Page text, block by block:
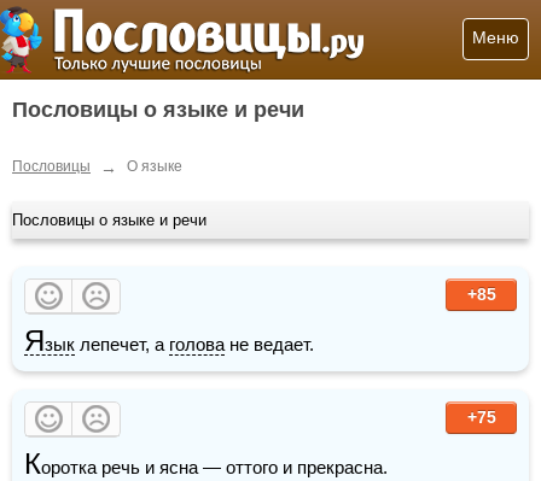
Меню
Пословицы о языке и речи
Пословицы → О языке
Пословицы о языке и речи
+85
Язык лепечет, а голова не ведает.
+75
Коротка речь и ясна — оттого и прекрасна.